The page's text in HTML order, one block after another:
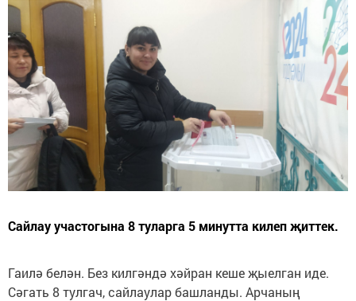
Сайлау участогына 8 туларга 5 минутта килеп җиттек.
Гаилә белән. Без килгәндә хәйран кеше җыелган иде.
Сәгать 8 тулгач, сайлаулар башланды. Арчаның